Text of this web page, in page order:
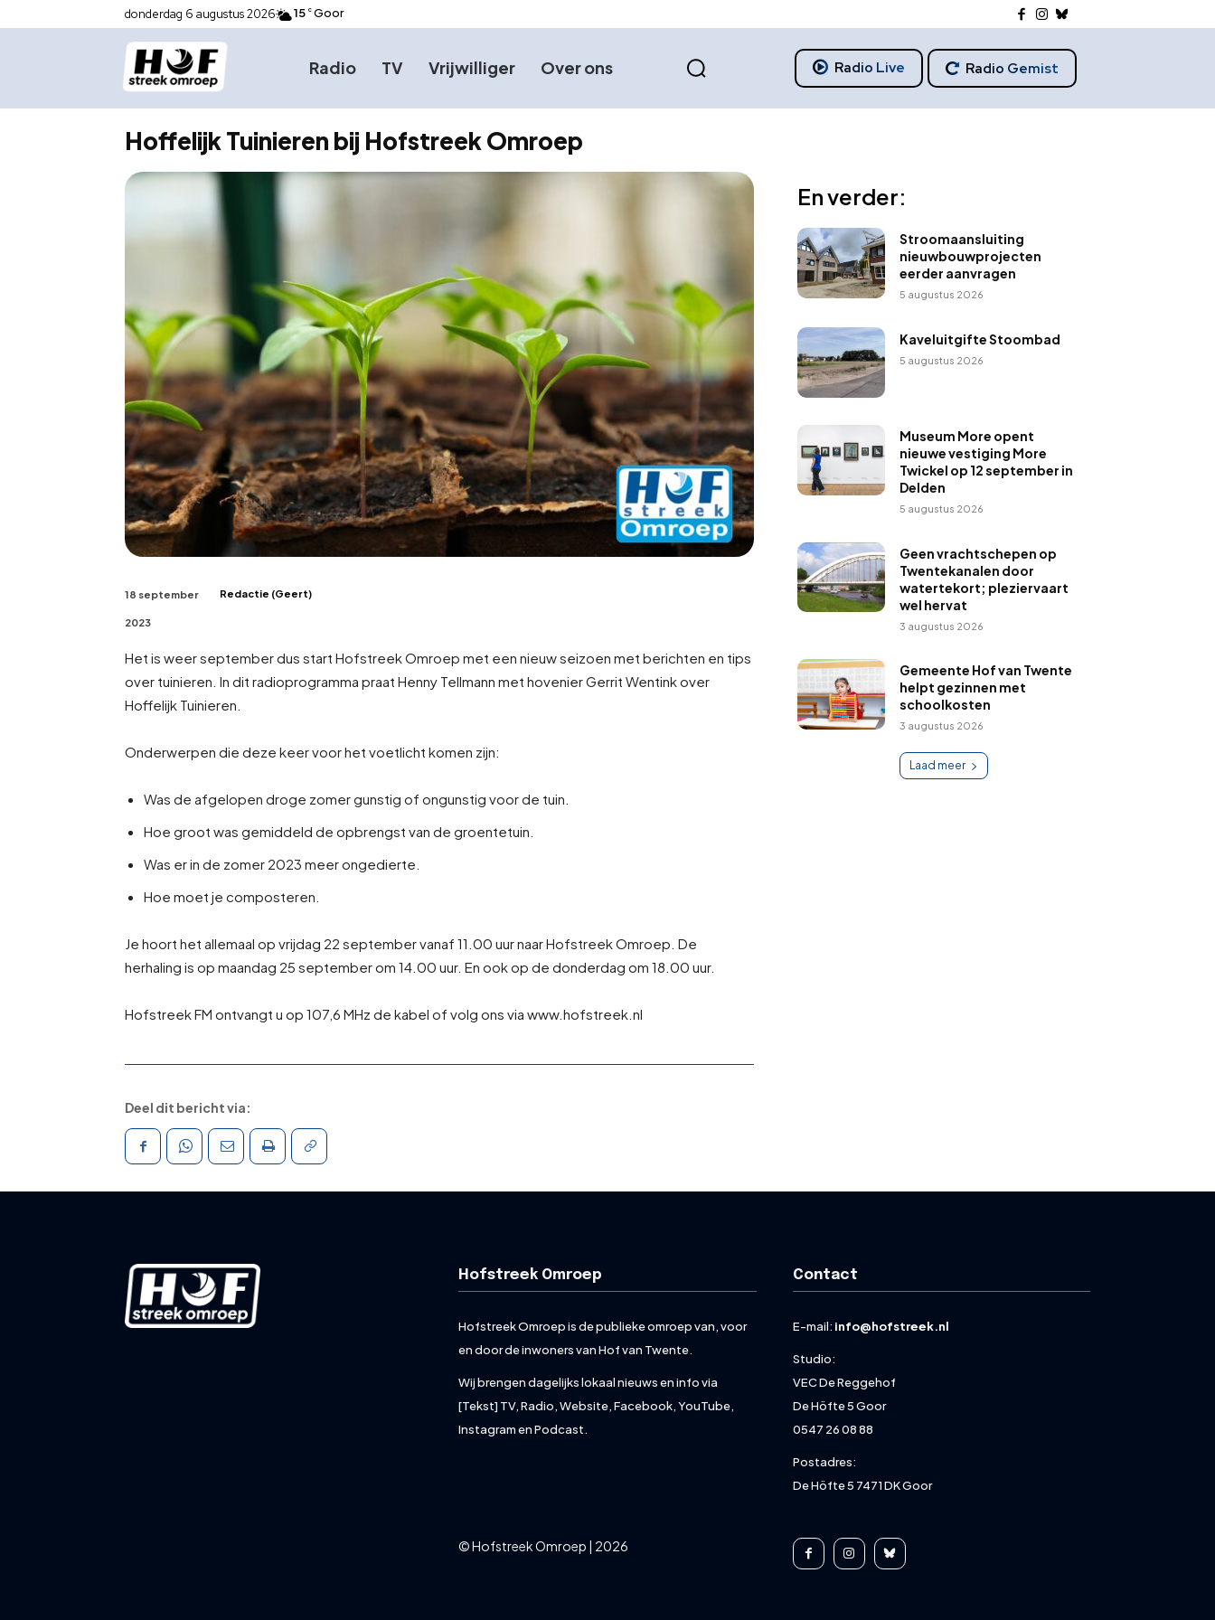
donderdag 6 augustus 2026 15 C Goor
Radio TV Vrijwilliger Over ons Radio Live Radio Gemist
Hoffelijk Tuinieren bij Hofstreek Omroep
18 september
2023
Redactie (Geert)
Het is weer september dus start Hofstreek Omroep met een nieuw seizoen met berichten en tips
over tuinieren. In dit radioprogramma praat Henny Tellmann met hovenier Gerrit Wentink over
Hoffelijk Tuinieren.
Onderwerpen die deze keer voor het voetlicht komen zijn:
Was de afgelopen droge zomer gunstig of ongunstig voor de tuin.
Hoe groot was gemiddeld de opbrengst van de groentetuin.
Was er in de zomer 2023 meer ongedierte.
Hoe moet je composteren.
Je hoort het allemaal op vrijdag 22 september vanaf 11.00 uur naar Hofstreek Omroep. De
herhaling is op maandag 25 september om 14.00 uur. En ook op de donderdag om 18.00 uur.
Hofstreek FM ontvangt u op 107,6 MHz de kabel of volg ons via www.hofstreek.nl
En verder:
Stroomaansluiting
nieuwbouwprojecten
eerder aanvragen
5 augustus 2026
Kaveluitgifte Stoombad
5 augustus 2026
Museum More opent
nieuwe vestiging More
Twickel op 12 september in
Delden
5 augustus 2026
Geen vrachtschepen op
Twentekanalen door
watertekort; pleziervaart
wel hervat
3 augustus 2026
Gemeente Hof van Twente
helpt gezinnen met
schoolkosten
3 augustus 2026
Laad meer
Deel dit bericht via:
Hofstreek Omroep
Hofstreek Omroep is de publieke omroep van, voor
en door de inwoners van Hof van Twente.
Wij brengen dagelijks lokaal nieuws en info via
[Tekst] TV, Radio, Website, Facebook, YouTube,
Instagram en Podcast.
Contact
E-mail: info@hofstreek.nl
Studio:
VEC De Reggehof
De Höfte 5 Goor
0547 26 08 88
Postadres:
De Höfte 5 7471 DK Goor
© Hofstreek Omroep | 2026